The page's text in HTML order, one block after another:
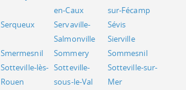
en-Caux
sur-Fécamp
Serqueux
Servaville-
Salmonville
Sévis
Sierville
Smermesnil Sommery
Sommesnil
Sotteville-lès-
Rouen
Sotteville-
sous-le-Val
Sotteville-sur-
Mer